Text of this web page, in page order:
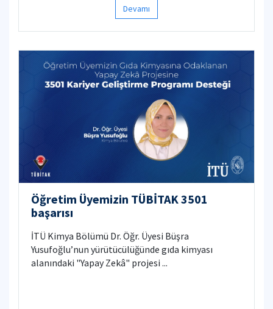
Devamı
Öğretim Üyemizin TÜBİTAK 3501
başarısı
İTÜ Kimya Bölümü Dr. Öğr. Üyesi Büşra
Yusufoğlu’nun yürütücülüğünde gıda kimyası
alanındaki "Yapay Zekâ" projesi ...